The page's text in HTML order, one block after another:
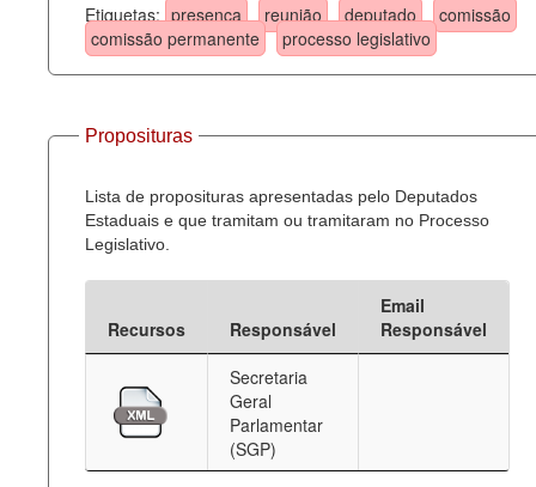
Etiquetas: presença reunião deputado
comissão
comissão permanente
processo legislativo
Proposituras
Lista de proposituras apresentadas pelo Deputados
Estaduais e que tramitam ou tramitaram no Processo
Legislativo.
Recursos Responsável
Email
Responsável
Secretaria
Geral
Parlamentar
(SGP)